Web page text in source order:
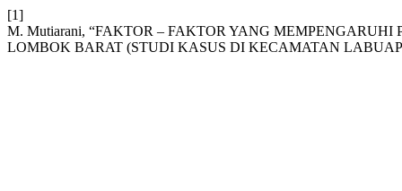
[1]
M. Mutiarani, “FAKTOR – FAKTOR YANG
LOMBOK BARAT (STUDI KASUS DI KECAMATAN